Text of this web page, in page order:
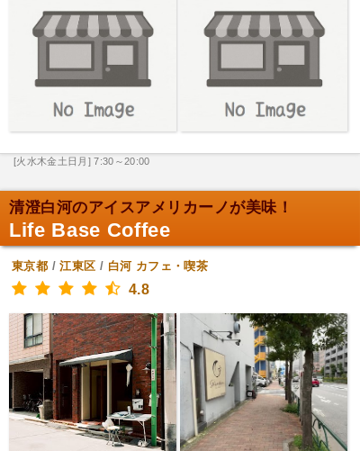
[火水木金土日月] 7:30～20:00
清澄白河のアイスアメリカーノが美味！
Life Base Coffee
東京都 /江東区 / 白河 カフェ・喫茶
4.8